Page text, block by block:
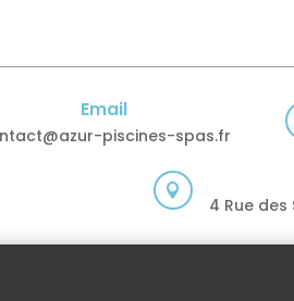
Email
piscines-spas.fr

4 Rue des